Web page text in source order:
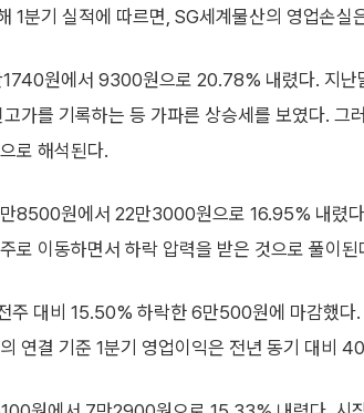
1분기 실적에 따르면, SG세계물산의 영업손
1740원에서 9300원으로 20.78% 내렸다. 지
가를 기록하는 등 가파른 상승세를 보였다. 그
로 해석된다.
8500원에서 22만3000원으로 16.95% 내렸
로 이동하면서 하락 압력을 받은 것으로 풀이된
주 대비 15.50% 하락한 6만500원에 마감했다
연결 기준 1분기 영업이익은 전년 동기 대비